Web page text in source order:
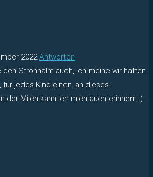
2022 Antworten
den Strohhalm auch, ich meine wir hatten
für jedes Kind einen. an dieses
der Milch kann ich mich auch erinnern:-)